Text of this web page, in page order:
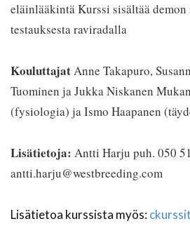
eläinlääkintä Kurssi sisältää demon
testauksesta raviradalla
KouluttajatAnne Takapuro,
Tuominen ja Jukka Niskanen
(fysiologia) ja Ismo Haapanen
Lisätietoja: Antti Harju puh. 050
antti.harju@westbreeding.com
Lisätietoa kurssista myös: